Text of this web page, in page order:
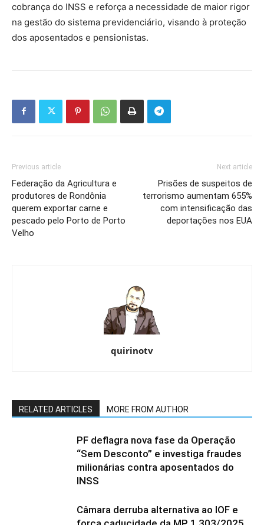
cobrança do INSS e reforça a necessidade de maior rigor
na gestão do sistema previdenciário, visando à proteção
dos aposentados e pensionistas.
Previous article
Federação da Agricultura e
produtores de Rondônia
querem exportar carne e
pescado pelo Porto de Porto
Velho
Next article
Prisões de suspeitos de
terrorismo aumentam 655%
com intensificação das
deportações nos EUA
quirinotv
RELATED ARTICLES MORE FROM AUTHOR
PF deflagra nova fase da Operação
“Sem Desconto” e investiga fraudes
milionárias contra aposentados do
INSS
Câmara derruba alternativa ao IOF e